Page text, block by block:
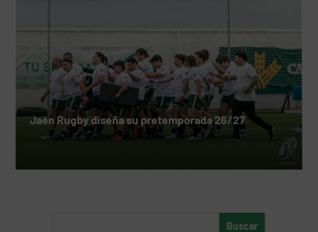
Jaén Rugby diseña su pretemporada 26/27